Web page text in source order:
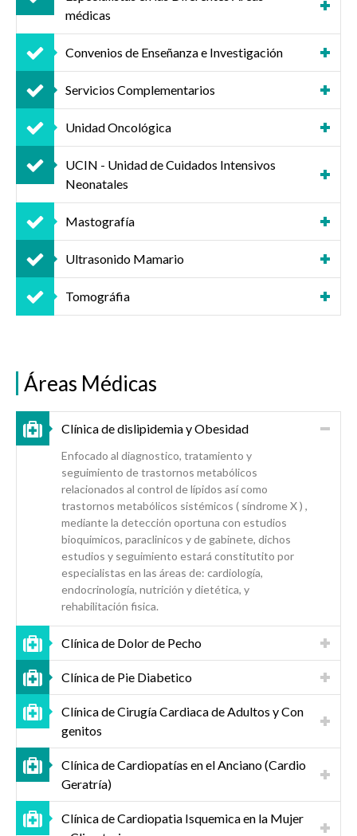
médicas
Convenios de Enseñanza e Investigación
Servicios Complementarios
Unidad Oncológica
UCIN - Unidad de Cuidados Intensivos
Neonatales
Mastografía
Ultrasonido Mamario
Tomográfia
Áreas Médicas
Clínica de dislipidemia y Obesidad
Enfocado al diagnostico, tratamiento y
seguimiento de trastornos metabólicos
relacionados al control de lípidos así como
trastornos metabólicos sistémicos ( síndrome X ) ,
mediante la detección oportuna con estudios
bioquimicos, paraclinicos y de gabinete, dichos
estudios y seguimiento estará constitutito por
especialistas en las áreas de: cardiología,
endocrinología, nutrición y dietética, y
rehabilitación fisica.
Clínica de Dolor de Pecho
Clínica de Pie Diabetico
Clínica de Cirugía Cardiaca de Adultos y Con
genitos
Clínica de Cardiopatías en el Anciano (Cardio
Geratría)
Clínica de Cardiopatia Isquemica en la Mujer